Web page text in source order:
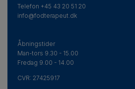
for foreningen 1986-87
Fodterapeuter fra 1972 til 1982
Diabetes Center
Telefon +45 43 20 51 20
info@fodterapeut.dk
Åbningstider
Man-tors 9.30 - 15.00
Fredag 9.00 - 14.00
CVR: 27425917